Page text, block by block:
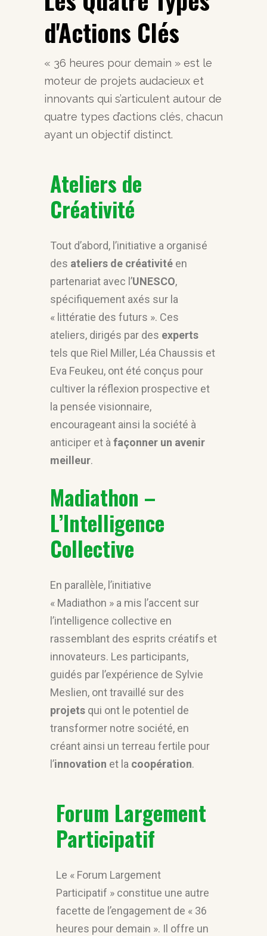
d'Actions Clés
« 36 heures pour demain » est le
moteur de projets audacieux et
innovants qui s’articulent autour de
quatre types d’actions clés, chacun
ayant un objectif distinct.
Ateliers de
Créativité
Tout d’abord, l’initiative a organisé
des ateliers de créativité en
partenariat avec l’UNESCO,
spécifiquement axés sur la
« littératie des futurs ». Ces
ateliers, dirigés par des experts
tels que Riel Miller, Léa Chaussis et
Eva Feukeu, ont été conçus pour
cultiver la réflexion prospective et
la pensée visionnaire,
encourageant ainsi la société à
anticiper et à façonner un avenir
meilleur.
Madiathon –
L’Intelligence
Collective
En parallèle, l’initiative
« Madiathon » a mis l’accent sur
l’intelligence collective en
rassemblant des esprits créatifs et
innovateurs. Les participants,
guidés par l’expérience de Sylvie
Meslien, ont travaillé sur des
projets qui ont le potentiel de
transformer notre société, en
créant ainsi un terreau fertile pour
l’innovation et la coopération.
Forum Largement
Participatif
Le « Forum Largement
Participatif » constitue une autre
facette de l’engagement de « 36
heures pour demain ». Il offre un